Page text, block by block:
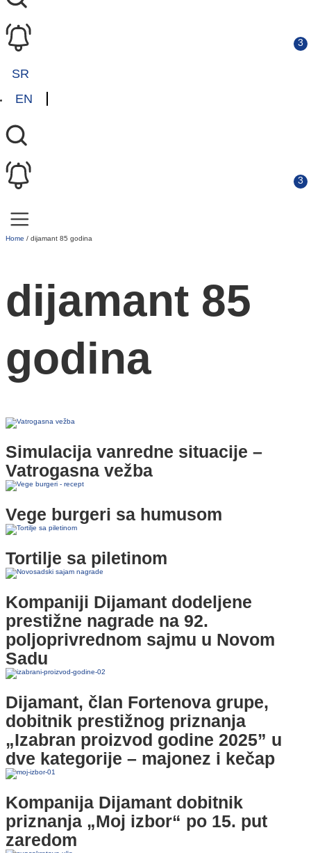
SR
EN
Home / dijamant 85 godina
dijamant 85
godina
Simulacija vanredne situacije –
Vatrogasna vežba
Vege burgeri sa humusom
Tortilje sa piletinom
Kompaniji Dijamant dodeljene
prestižne nagrade na 92.
poljoprivrednom sajmu u Novom
Sadu
Dijamant, član Fortenova grupe,
dobitnik prestižnog priznanja
„Izabran proizvod godine 2025” u
dve kategorije – majonez i kečap
Kompanija Dijamant dobitnik
priznanja „Moj izbor“ po 15. put
zaredom